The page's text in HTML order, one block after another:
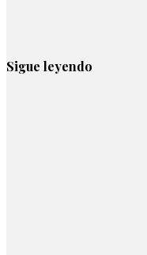
Sigue leyendo